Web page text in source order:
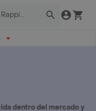
dentro del mercado y